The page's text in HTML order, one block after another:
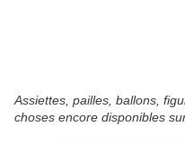
Assiettes, pailles, ballons,
choses encore disponibles